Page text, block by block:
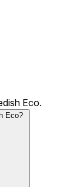
Eco.
Eco?